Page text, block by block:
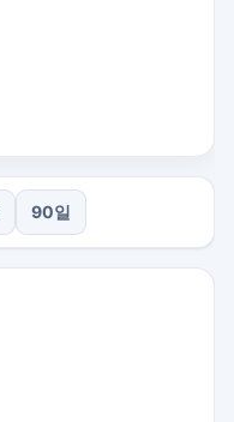
90일